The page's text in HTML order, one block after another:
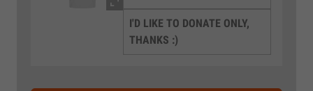
I'D LIKE TO DONATE ONLY,
THANKS :)